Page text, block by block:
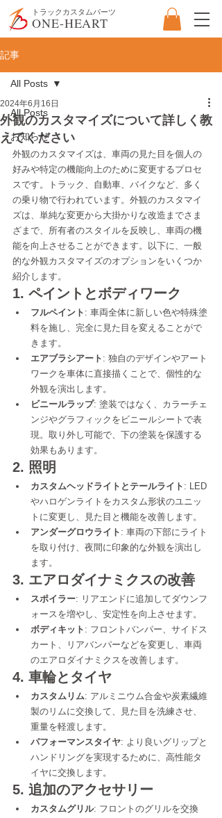
ONE-HEART
​トラックカスタムパーツ
記事
All Posts
お知らせ
All Posts
外観のカスタマイズについて詳しく教
えてください
2024年6月16日
外観のカスタマイズは、車両の見た目を個人の
好みや特定の機能向上のために変更するプロセ
スです。トラック、自動車、バイクなど、多く
の乗り物で行われています。外観のカスタマイ
ズは、単純な変更から大掛かりな改造までさま
ざまで、所有者のスタイルを反映し、車両の機
能を向上させることができます。以下に、一般
的な外観カスタマイズのオプションをいくつか
紹介します。
1. ペイントとボディワーク
フルペイント : 車両全体に新しい色や特殊塗
料を施し、完全に見た目を変えることがで
きます。
エアブラシアート : 独自のデザインやアート
ワークを車体に直接描くことで、個性的な
外観を演出します。
ビニールラップ: 塗装ではなく、カラーチェ
ンジやグラフィックをビニールシートで表
現。取り外し可能で、下の塗装を保護する
効果もあります。
2. 照明
カスタムヘッドライトとテールライト : LED
やハロゲンライトをカスタム形状のユニッ
トに変更し、見た目と機能を改善します。
アンダーグロウライト : 車両の下部にライト
を取り付け、夜間に印象的な外観を演出し
ます。
3. エアロダイナミクスの改善
スポイラー: リアエンドに追加してダウンフ
ォースを増やし、安定性を向上させます。
ボディキット : フロントバンパー、サイドス
カート、リアバンパーなどを変更し、車両
のエアロダイナミクスを改善します。
4. 車輪とタイヤ
カスタムリム: アルミニウム合金や炭素繊維
製のリムに交換して、見た目を洗練させ、
重量を軽渡します。
パフォーマンスタイヤ: より良いグリップと
ハンドリングを実現するために、高性能タ
イヤに交換します。
5. 追加のアクセサリー
カスタムグリル: フロントのグリルを交換